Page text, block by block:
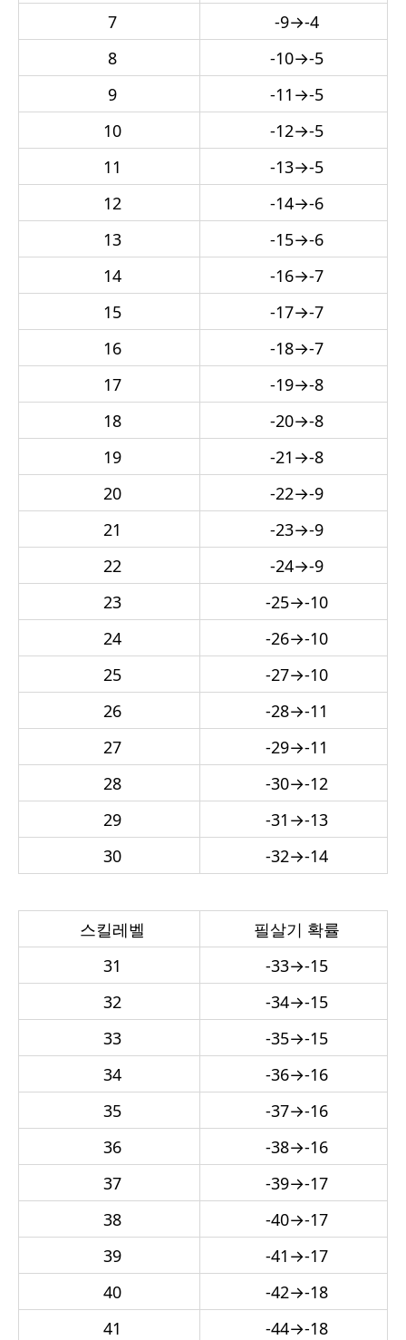
7 -9→-4
8
-10→-5
9
-11 →-5
10
-12→-5
11
-13→-5
12
-14→-6
13
-15→-6
14
-16→-7
15
-17→-7
16
-18→-7
17
-19→-8
18
-20→-8
19
-21 →-8
20
-22→-9
21
-23→-9
22
-24→-9
23
-25→-10
24
-26→-10
25
-27→-10
26
-28→-11
27
-29→-11
28
-30→-12
29
-31 →-13
30
-32→-14
스킬레벨
필살기 확률
31
-33→-15
32
-34→-15
33
-35→-15
34
-36→-16
35
-37→-16
36
-38→-16
37
-39→-17
38
-40→-17
39
-41 →-17
40
-42→-18
41
-44→-18